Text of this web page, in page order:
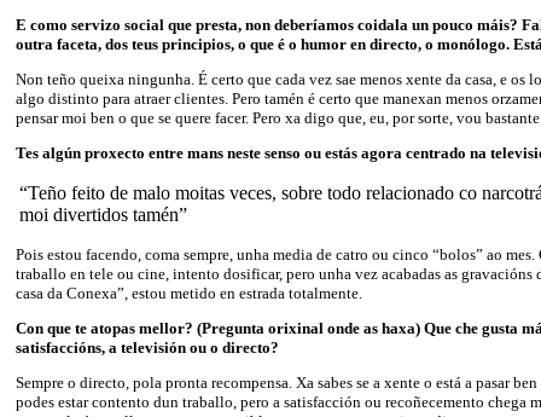
E como servizo social que presta, non deberíamos coidala un pouco máis?
outra faceta, dos teus principios, o que é o humor en directo, o monólogo.
Non teño queixa ningunha. É certo que cada vez sae menos xente da casa, e os
algo distinto para atraer clientes. Pero tamén é certo que manexan menos
pensar moi ben o que se quere facer. Pero xa digo que, eu, por sorte, vou
Tes algún proxecto entre mans neste senso ou estás agora centrado na
“Teño feito de malo moitas veces, sobre todo relacionado co
moi divertidos tamén”
Pois estou facendo, coma sempre, unha media de catro ou cinco “bolos” ao
traballo en tele ou cine, intento dosificar, pero unha vez acabadas as gravacións
casa da Conexa”, estou metido en estrada totalmente.
Con que te atopas mellor? (Pregunta orixinal onde as haxa) Que che gusta
satisfaccións, a televisión ou o directo?
Sempre o directo, pola pronta recompensa. Xa sabes se a xente o está a pasar
podes estar contento dun traballo, pero a satisfacción ou recoñecemento chega